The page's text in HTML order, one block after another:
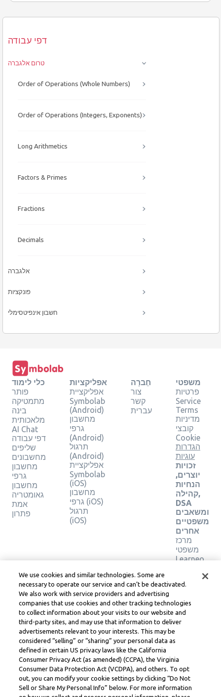
דפי עבודה
טרום אלגברה
Order of Operations (Whole Numbers)
Order of Operations (Integers, Exponents)
Long Arithmetics
Factors & Primes
Fractions
Decimals
אלגברה
פונקציות
חשבון אינפיטסימלי
כלי לימוד
פותר
מתמטיקה
בינה
מלאכותית
AI Chat
דפי עבודה
שליפים
מחשבונים
מחשבון
גרפי
מחשבון
גאומטריה
אמת
פתרון
אפליקציות
אפליקציית
Symbolab
(Android)
מחשבון
גרפי
(Android)
תרגול
(Android)
אפליקציית
Symbolab
(iOS)
מחשבון
גרפי (iOS)
תרגול
(iOS)
חֶברָה
צור
קשר
עברית
משפטי
פרטיות
Service
Terms
מדיניות
קובצי
Cookie
הגדרות
עוגיות
זכויות
יוצרים,
הנחיות
קהילה,
DSA
ומשאבים
משפטיים
אחרים
מרכז
משפטי
Learneo
של
Symbolab, a Learneo, Inc. business
© Learneo, Inc. 2024
We use cookies and similar technologies. Some are
necessary to operate our service and can’t be deactivated.
We also work with service providers and advertising
companies that use cookies and other tracking technologies
to collect information about your visits to our website and
third-party sites, and may use that information to deliver
advertisements relevant to your interests. This may be
considered “selling” or “sharing” your personal data as
defined in certain US privacy laws like the California
Consumer Privacy Act (as amended) (CCPA), the Virginia
Consumer Data Protection Act (VCDPA), and others. To opt
out, you can modify your cookie settings by clicking “Do Not
Sell or Share My Personal Info” below. For more information